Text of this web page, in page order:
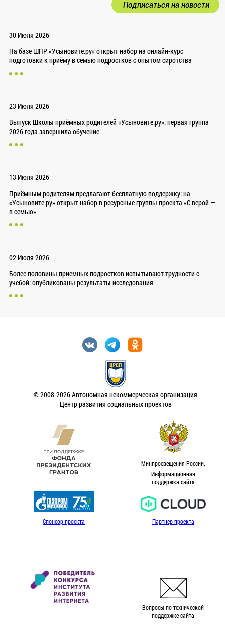
Подписаться на новости
30 Июля 2026
На базе ШПР «Усыновите.ру» открыт набор на онлайн-курс
подготовки к приёму в семью подростков с опытом сиротства
23 Июля 2026
Выпуск Школы приёмных родителей «Усыновите.ру»: первая группа
2026 года завершила обучение
13 Июля 2026
Приёмным родителям предлагают бесплатную поддержку: на
«Усыновите.ру» открыт набор в ресурсные группы проекта «С верой —
в семью»
02 Июля 2026
Более половины приемных подростков испытывают трудности с
учебой: опубликованы результаты исследования
© 2008-2026 Автономная некоммерческая организация
Центр развития социальных проектов
Минпросвещения России.
Информационная
поддержка сайта
Спонсор проекта Партнер проекта
Вопросы по технической
поддержке сайта